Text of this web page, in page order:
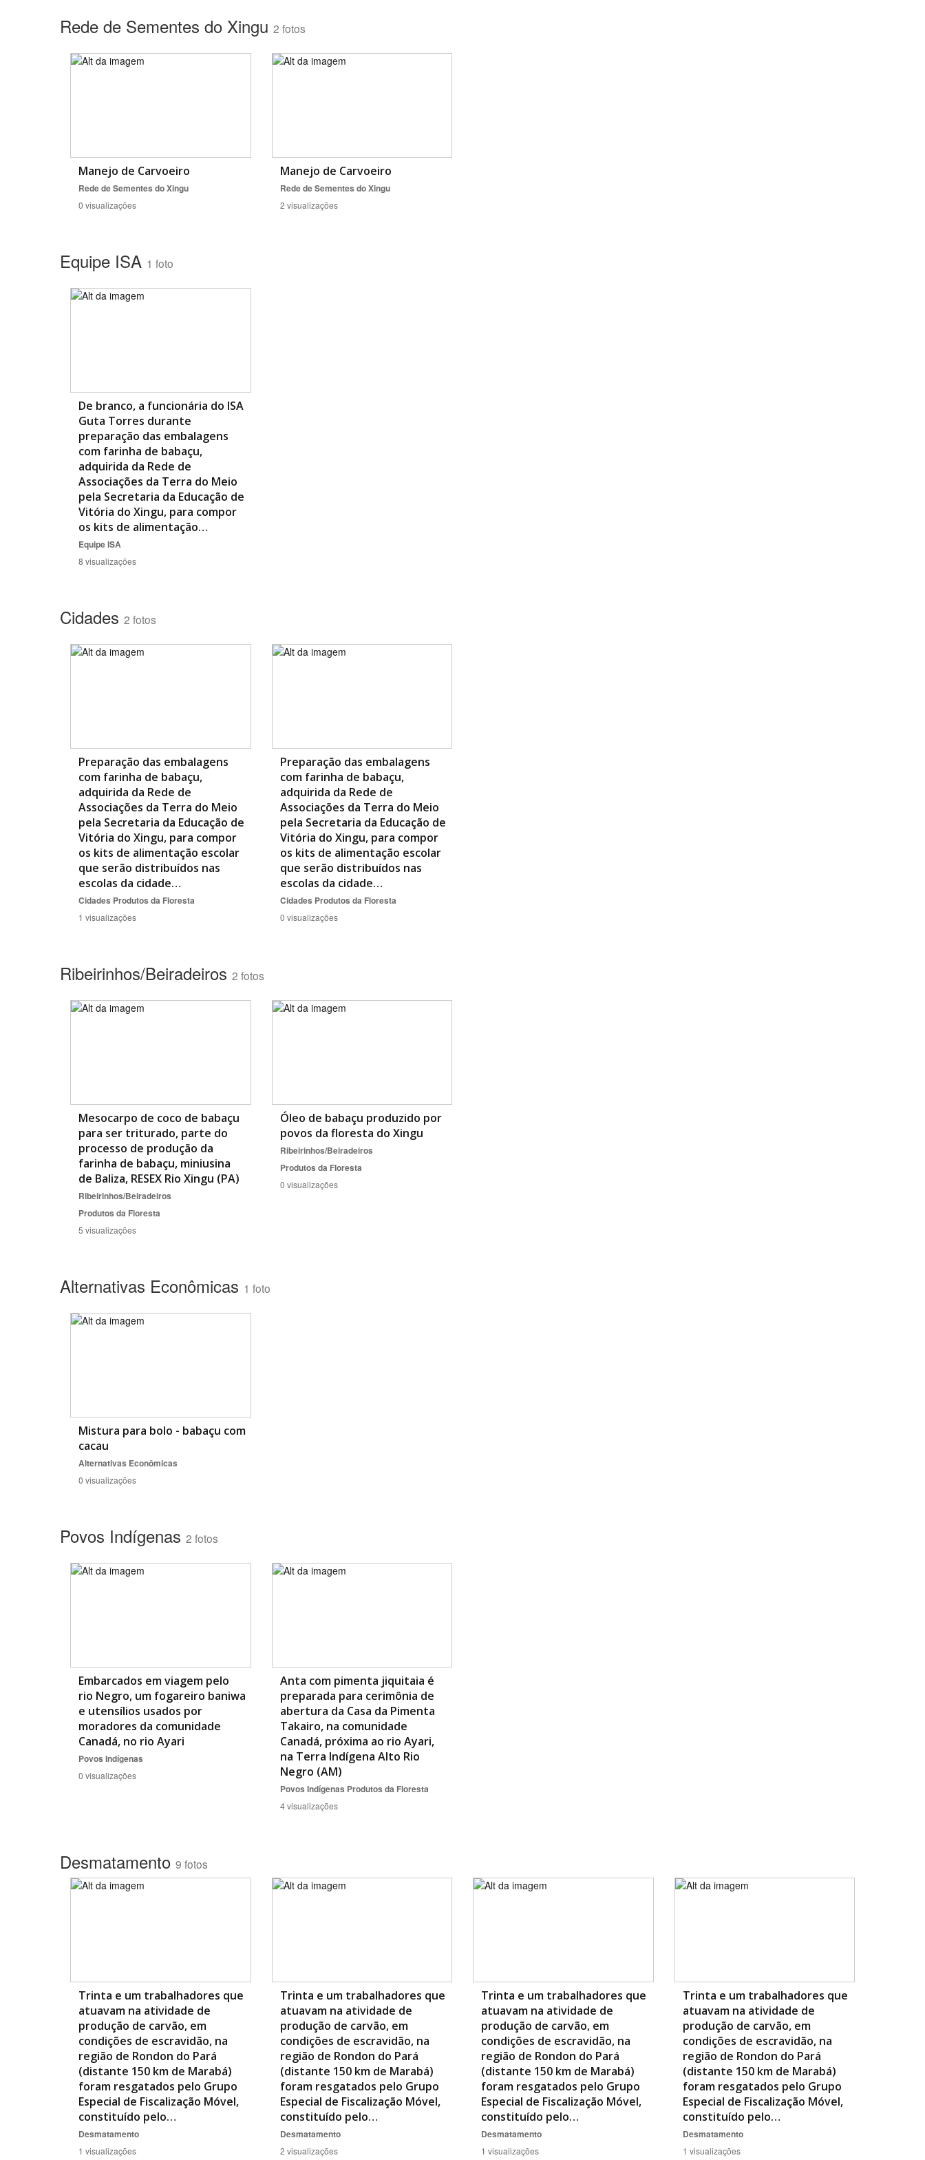
Área de Levantamento
Rede de Sementes do Xingu 2 fotos
Manejo de Carvoeiro
Rede de Sementes do Xingu
0 visualizações
Manejo de Carvoeiro
Rede de Sementes do Xingu
2 visualizações
Equipe ISA 1 foto
De branco, a funcionária do ISA
Guta Torres durante
preparação das embalagens
com farinha de babaçu,
adquirida da Rede de
Associações da Terra do Meio
pela Secretaria da Educação de
Vitória do Xingu, para compor
os kits de alimentação…
Equipe ISA
8 visualizações
Cidades 2 fotos
Preparação das embalagens
com farinha de babaçu,
adquirida da Rede de
Associações da Terra do Meio
pela Secretaria da Educação de
Vitória do Xingu, para compor
os kits de alimentação escolar
que serão distribuídos nas
escolas da cidade…
Cidades Produtos da Floresta
1 visualizações
Preparação das embalagens
com farinha de babaçu,
adquirida da Rede de
Associações da Terra do Meio
pela Secretaria da Educação de
Vitória do Xingu, para compor
os kits de alimentação escolar
que serão distribuídos nas
escolas da cidade…
Cidades Produtos da Floresta
0 visualizações
Ribeirinhos/Beiradeiros 2 fotos
Mesocarpo de coco de babaçu
para ser triturado, parte do
processo de produção da
farinha de babaçu, miniusina
de Baliza, RESEX Rio Xingu (PA)
Ribeirinhos/Beiradeiros
Produtos da Floresta
5 visualizações
Óleo de babaçu produzido por
povos da floresta do Xingu
Ribeirinhos/Beiradeiros
Produtos da Floresta
0 visualizações
Alternativas Econômicas 1 foto
Mistura para bolo - babaçu com
cacau
Alternativas Econômicas
0 visualizações
Povos Indígenas 2 fotos
Embarcados em viagem pelo
rio Negro, um fogareiro baniwa
e utensílios usados por
moradores da comunidade
Canadá, no rio Ayari
Povos Indígenas
0 visualizações
Anta com pimenta jiquitaia é
preparada para cerimônia de
abertura da Casa da Pimenta
Takairo, na comunidade
Canadá, próxima ao rio Ayari,
na Terra Indígena Alto Rio
Negro (AM)
Povos Indígenas Produtos da Floresta
4 visualizações
Desmatamento 9 fotos
Trinta e um trabalhadores que
atuavam na atividade de
produção de carvão, em
condições de escravidão, na
região de Rondon do Pará
(distante 150 km de Marabá)
foram resgatados pelo Grupo
Especial de Fiscalização Móvel,
constituído pelo…
Desmatamento
1 visualizações
Trinta e um trabalhadores que
atuavam na atividade de
produção de carvão, em
condições de escravidão, na
região de Rondon do Pará
(distante 150 km de Marabá)
foram resgatados pelo Grupo
Especial de Fiscalização Móvel,
constituído pelo…
Desmatamento
2 visualizações
Trinta e um trabalhadores que
atuavam na atividade de
produção de carvão, em
condições de escravidão, na
região de Rondon do Pará
(distante 150 km de Marabá)
foram resgatados pelo Grupo
Especial de Fiscalização Móvel,
constituído pelo…
Desmatamento
1 visualizações
Trinta e um trabalhadores que
atuavam na atividade de
produção de carvão, em
condições de escravidão, na
região de Rondon do Pará
(distante 150 km de Marabá)
foram resgatados pelo Grupo
Especial de Fiscalização Móvel,
constituído pelo…
Desmatamento
1 visualizações